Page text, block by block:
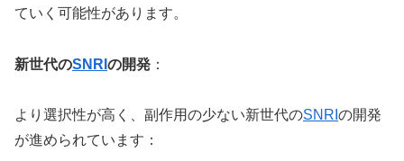
ていく可能性があります。
新世代のSNRI の開発 ：
より選択性が高く、副作用の少ない新世代のSNRI の開発
が進められています：